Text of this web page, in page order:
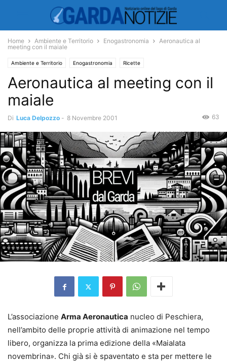
Home Ambiente e Territorio Enogastronomia
Aeronautica al
meeting con il maiale
Ambiente e Territorio Enogastronomia Ricette
Aeronautica al meeting con il
maiale
Di Luca Delpozzo - 8 Novembre 2001 63
L’associazione Arma Aeronautica nucleo di Peschiera,
nell’ambito delle proprie attività di animazione nel tempo
libero, organizza la prima edizione della «Maialata
novembrina». Chi già si è spaventato e sta per mettere le